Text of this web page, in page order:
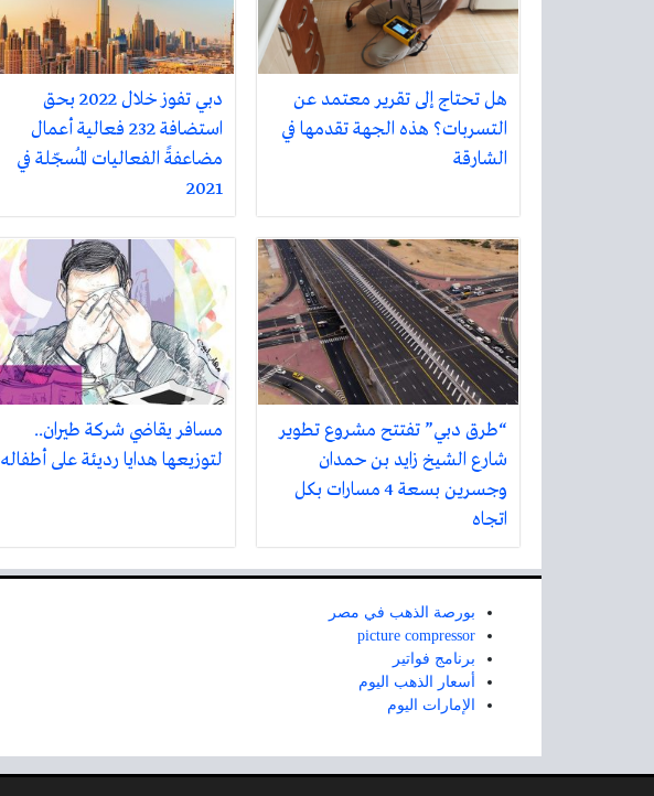
هل تحتاج إلى تقرير معتمد عن
التسربات؟ هذه الجهة تقدمها في
الشارقة
دبي تفوز خلال 2022 بحق
استضافة 232 فعالية أعمال
مضاعفةً الفعاليات المُسجّلة في
2021
“طرق دبي” تفتتح مشروع تطوير
شارع الشيخ زايد بن حمدان
وجسرين بسعة 4 مسارات بكل
اتجاه
مسافر يقاضي شركة طيران..
لتوزيعها هدايا رديئة على أطفاله
بورصة الذهب في مصر
picture compressor
برنامج فواتير
أسعار الذهب اليوم
الإمارات اليوم